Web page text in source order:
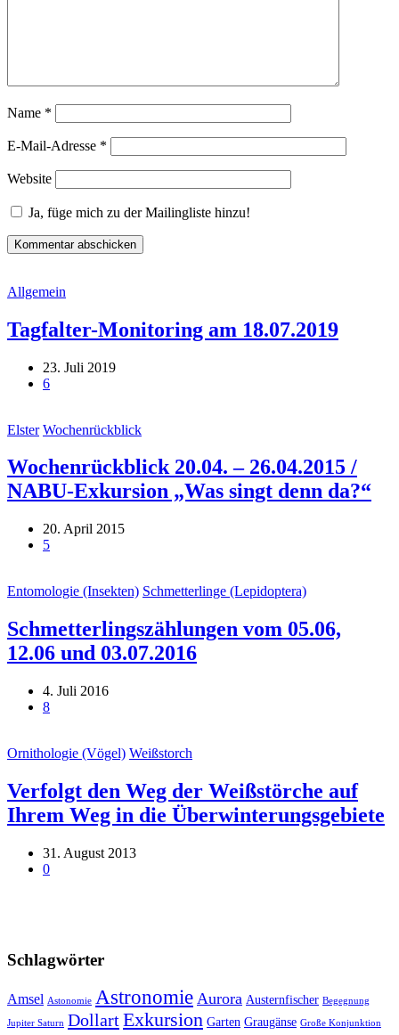
Name *
E-Mail-Adresse *
Website
Ja, füge mich zu der Mailingliste hinzu!
Allgemein
Tagfalter-Monitoring am 18.07.2019
23. Juli 2019
6
Elster Wochenrückblick
Wochenrückblick 20.04. – 26.04.2015 /
NABU-Exkursion „Was singt denn da?“
20. April 2015
5
Entomologie (Insekten) Schmetterlinge (Lepidoptera)
Schmetterlingszählungen vom 05.06,
12.06 und 03.07.2016
4. Juli 2016
8
Ornithologie (Vögel) Weißstorch
Verfolgt den Weg der Weißstörche auf
Ihrem Weg in die Überwinterungsgebiete
31. August 2013
0
Schlagwörter
Amsel Astonomie Astronomie Aurora Austernfischer Begegnung
Jupiter Saturn DollartExkursion Garten Graugänse Große Konjunktion